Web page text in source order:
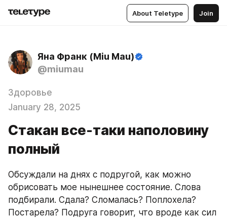
About Teletype Join
Яна Франк (Miu Mau)
@miumau
Здоровье
January 28, 2025
Стакан все-таки наполовину
полный
Обсуждали на днях с подругой, как можно
обрисовать мое нынешнее состояние. Слова
подбирали. Сдала? Сломалась? Поплохела?
Постарела? Подруга говорит, что вроде как сил